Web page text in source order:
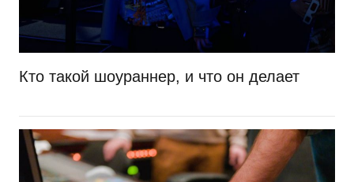
Кто такой шоураннер, и что он делает